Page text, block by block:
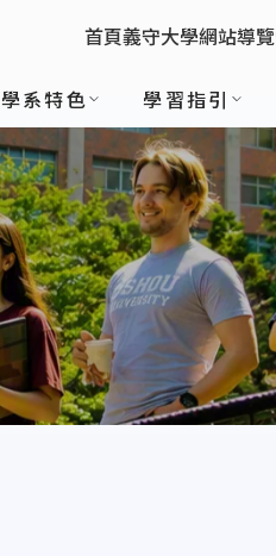
:::
首頁義守大學網站導覽
學系特色 學習指引